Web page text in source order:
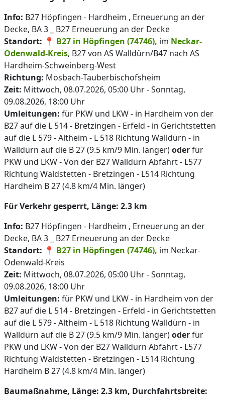
Info: B27 Höpfingen - Hardheim , Erneuerung an der
Decke, BA 3 _ B27 Erneuerung an der Decke
Standort: 📍 B27 in Höpfingen (74746), im Neckar-
Odenwald-Kreis, B27 von AS Walldürn/B47 nach AS
Hardheim-Schweinberg-West
Richtung: Mosbach-Tauberbischofsheim
Zeit: Mittwoch, 08.07.2026, 05:00 Uhr - Sonntag,
09.08.2026, 18:00 Uhr
Umleitungen: für PKW und LKW - in Hardheim von der
B27 auf die L 514 - Bretzingen - Erfeld - in Gerichtstetten
auf die L 579 - Altheim - L 518 Richtung Walldürn - in
Walldürn auf die B 27 (9.5 km/9 Min. länger)oderfür
PKW und LKW - Von der B27 Walldürn Abfahrt - L577
Richtung Waldstetten - Bretzingen - L514 Richtung
Hardheim B 27 (4.8 km/4 Min. länger)
Für Verkehr gesperrt, Länge: 2.3 km
Info: B27 Höpfingen - Hardheim , Erneuerung an der
Decke, BA 3 _ B27 Erneuerung an der Decke
Standort: 📍 B27 in Höpfingen (74746), im Neckar-
Odenwald-Kreis
Zeit: Mittwoch, 08.07.2026, 05:00 Uhr - Sonntag,
09.08.2026, 18:00 Uhr
Umleitungen: für PKW und LKW - in Hardheim von der
B27 auf die L 514 - Bretzingen - Erfeld - in Gerichtstetten
auf die L 579 - Altheim - L 518 Richtung Walldürn - in
Walldürn auf die B 27 (9.5 km/9 Min. länger)oderfür
PKW und LKW - Von der B27 Walldürn Abfahrt - L577
Richtung Waldstetten - Bretzingen - L514 Richtung
Hardheim B 27 (4.8 km/4 Min. länger)
Baumaßnahme, Länge: 2.3 km, Durchfahrtsbreite: